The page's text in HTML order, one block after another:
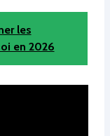
les
en 2026